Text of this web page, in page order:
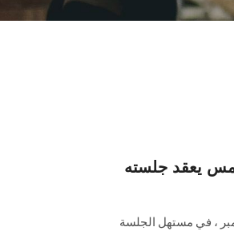
يعقد جلسته
‏، في مستهل الجلسة